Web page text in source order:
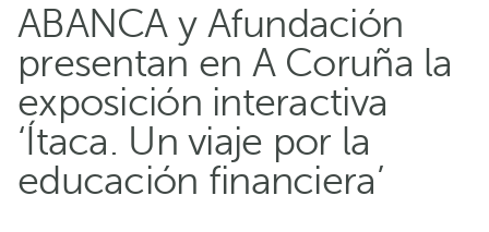
ABANCA y Afundación
presentan en A Coruña la
exposición interactiva
‘Ítaca. Un viaje por la
educación financiera’